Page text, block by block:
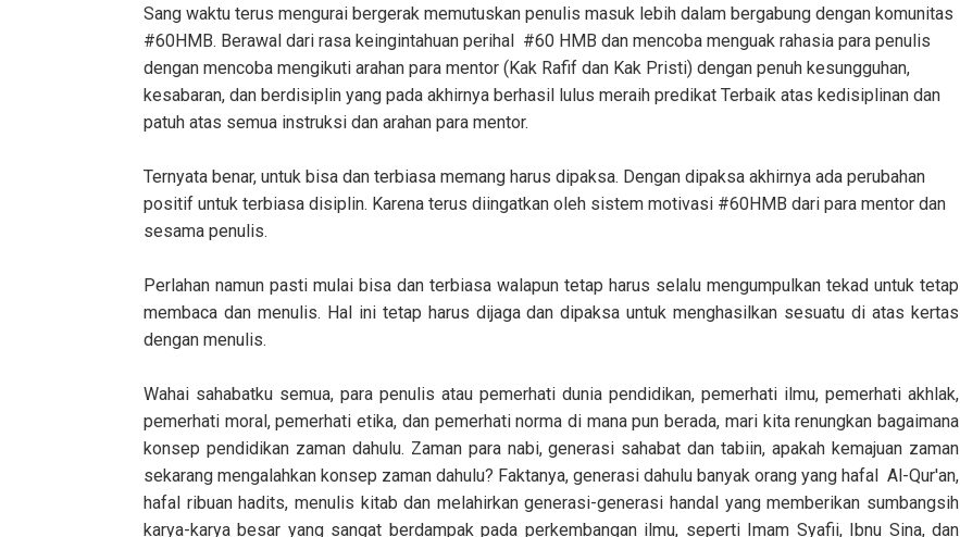
Sang waktu terus mengurai bergerak memutuskan penulis masuk lebih dalam bergabung dengan komunitas
#60HMB. Berawal dari rasa keingintahuan perihal #60 HMB dan mencoba menguak rahasia para penulis
dengan mencoba mengikuti arahan para mentor (Kak Rafif dan Kak Pristi) dengan penuh kesungguhan,
kesabaran, dan berdisiplin yang pada akhirnya berhasil lulus meraih predikat Terbaik atas kedisiplinan dan
patuh atas semua instruksi dan arahan para mentor.
Ternyata benar, untuk bisa dan terbiasa memang harus dipaksa. Dengan dipaksa akhirnya ada perubahan
positif untuk terbiasa disiplin. Karena terus diingatkan oleh sistem motivasi #60HMB dari para mentor dan
sesama penulis.
Perlahan namun pasti mulai bisa dan terbiasa walapun tetap harus selalu mengumpulkan tekad untuk tetap
membaca dan menulis. Hal ini tetap harus dijaga dan dipaksa untuk menghasilkan sesuatu di atas kertas
dengan menulis.
Wahai sahabatku semua, para penulis atau pemerhati dunia pendidikan, pemerhati ilmu, pemerhati akhlak,
pemerhati moral, pemerhati etika, dan pemerhati norma di mana pun berada, mari kita renungkan bagaimana
konsep pendidikan zaman dahulu. Zaman para nabi, generasi sahabat dan tabiin, apakah kemajuan zaman
sekarang mengalahkan konsep zaman dahulu? Faktanya, generasi dahulu banyak orang yang hafal Al-Qur'an,
hafal ribuan hadits, menulis kitab dan melahirkan generasi-generasi handal yang memberikan sumbangsih
karya-karya besar yang sangat berdampak pada perkembangan ilmu, seperti Imam Syafii, Ibnu Sina, dan